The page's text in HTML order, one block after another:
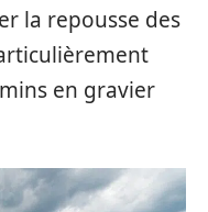
la repousse des
en gravier